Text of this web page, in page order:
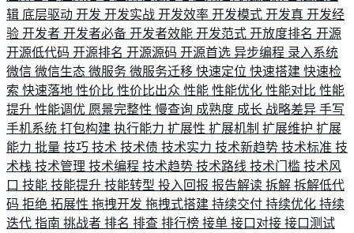
辑 底层驱动 开发 开发实战 开发效率 开发模式 开发真 开发经
验 开发者 开发者必备 开发者效能 开发范式 开放度排名 开源
开源低代码 开源排名 开源源码 开源首选 异步编程 录入系统
微信 微信生态 微服务 微服务迁移 快速定位 快速搭建 快速检
索 快速落地 性价比 性价比出众 性能 性能优化 性能对比 性能
提升 性能调优 愿景完整性 慢查询 成熟度 成长 战略差异 手写
手机系统 打包构建 执行能力 扩展性 扩展机制 扩展维护 扩展
能力 批量 技巧 技术 技术债 技术实力 技术新趋势 技术标准 技
术栈 技术管理 技术编程 技术趋势 技术路线 技术门槛 技术风
口 技能 技能提升 技能转型 投入回报 报告解读 拆解 拆解低代
码 拒绝 拓展性 拖拽开发 拖拽式搭建 持续交付 持续优化 持续
迭代 指南 挑战者 排名 排查 排行榜 接单 接口对接 接口测试